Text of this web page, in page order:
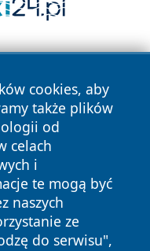
cookies, aby
także plików
od
celach
i
te mogą być
naszych
ze
do serwisu",
prawa
Polityka
Cookies